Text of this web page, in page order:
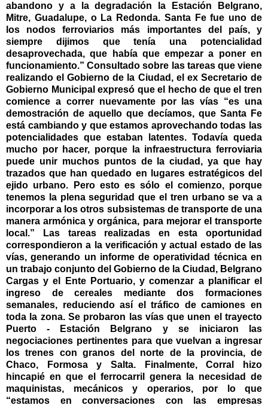
abandono y a la degradación la Estación Belgrano,
Mitre, Guadalupe, o La Redonda. Santa Fe fue uno de
los nodos ferroviarios más importantes del país, y
siempre dijimos que tenía una potencialidad
desaprovechada, que había que empezar a poner en
funcionamiento.” Consultado sobre las tareas que viene
realizando el Gobierno de la Ciudad, el ex Secretario de
Gobierno Municipal expresó que el hecho de que el tren
comience a correr nuevamente por las vías “es una
demostración de aquello que decíamos, que Santa Fe
está cambiando y que estamos aprovechando todas las
potencialidades que estaban latentes. Todavía queda
mucho por hacer, porque la infraestructura ferroviaria
puede unir muchos puntos de la ciudad, ya que hay
trazados que han quedado en lugares estratégicos del
ejido urbano. Pero esto es sólo el comienzo, porque
tenemos la plena seguridad que el tren urbano se va a
incorporar a los otros subsistemas de transporte de una
manera armónica y orgánica, para mejorar el transporte
local.” Las tareas realizadas en esta oportunidad
correspondieron a la verificación y actual estado de las
vías, generando un informe de operatividad técnica en
un trabajo conjunto del Gobierno de la Ciudad, Belgrano
Cargas y el Ente Portuario, y comenzar a planificar el
ingreso de cereales mediante dos formaciones
semanales, reduciendo así el tráfico de camiones en
toda la zona. Se probaron las vías que unen el trayecto
Puerto - Estación Belgrano y se iniciaron las
negociaciones pertinentes para que vuelvan a ingresar
los trenes con granos del norte de la provincia, de
Chaco, Formosa y Salta. Finalmente, Corral hizo
hincapié en que el ferrocarril genera la necesidad de
maquinistas, mecánicos y operarios, por lo que
“estamos en conversaciones con las empresas